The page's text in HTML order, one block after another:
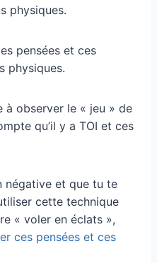
physiques.
pensées et ces
physiques.
à observer le « jeu » de
qu’il y a TOI et ces
négative et que tu te
cette technique
« voler en éclats »,
ces pensées et ces